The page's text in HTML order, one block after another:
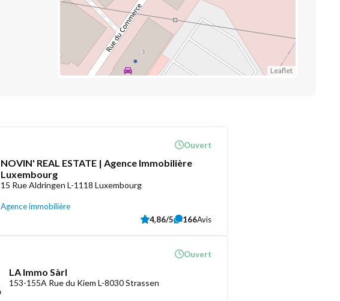
Leaflet
NOVIN' REAL ESTATE | Agence Immobilière
Luxembourg
15 Rue Aldringen L-1118 Luxembourg
Agence immobilière
Ouvert
4,86/5 166Avis
LA Immo Sàrl
153-155A Rue du Kiem L-8030 Strassen
Ouvert